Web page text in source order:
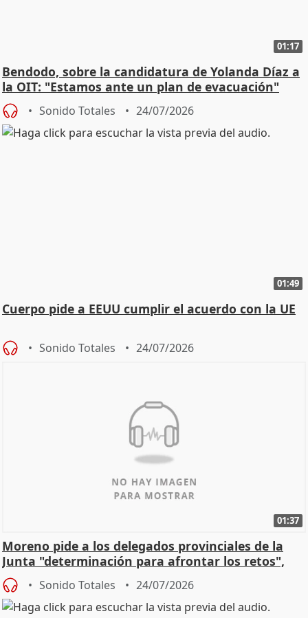
01:17
Bendodo, sobre la candidatura de Yolanda Díaz a
la OIT: "Estamos ante un plan de evacuación"
Sonido Totales 24/07/2026
01:49
Cuerpo pide a EEUU cumplir el acuerdo con la UE
Sonido Totales 24/07/2026
01:37
Moreno pide a los delegados provinciales de la
Junta "determinación para afrontar los retos",
diálog
Sonido Totales 24/07/2026